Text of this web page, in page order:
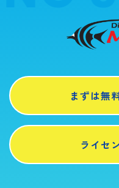
まずは無
ライセ